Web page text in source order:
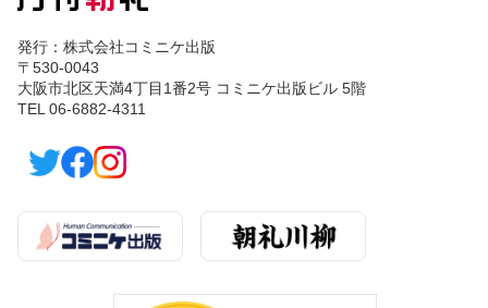
発行：株式会社コミニケ出版
〒530-0043
大阪市北区天満4丁目1番2号 コミニケ出版ビル 5階
TEL 06-6882-4311